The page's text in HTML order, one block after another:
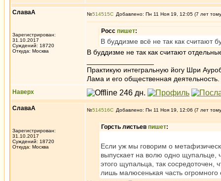
СлаваА
Зарегистрирован:
31.10.2017
Суждений: 18720
Откуда: Москва
№514515 Добавлено: Пн 11 Ноя 19, 12:05 (7 лет
Росс пишет:
В буддизме всё не так как считают
В буддизме не так как считают
Практикую интегральную йогу Шри
Лама и его общественная деятельность.
Наверх
СлаваА
Зарегистрирован:
31.10.2017
Суждений: 18720
Откуда: Москва
№514516 Добавлено: Пн 11 Ноя 19, 12:06 (7 лет
Горсть листьев пишет:
Если уж мы говорим о
выпускает на волю одно щупальце,
этого щупальца, так сосредоточен,
лишь малюсенькая часть